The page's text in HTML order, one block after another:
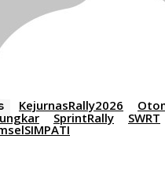
KejurnasRally2026
SprintRally SWRT